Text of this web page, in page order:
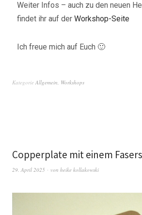
Weiter Infos – auch zu den neuen
findet ihr auf der Workshop-Seite
Ich freue mich auf Euch 🙂
Kategorie Allgemein, Workshops
Copperplate mit einem
29. April 2025 von heike kollakowski